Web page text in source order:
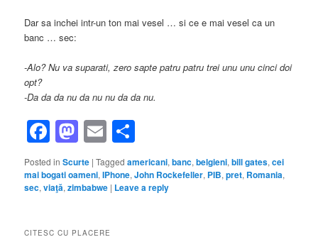
Dar sa inchei intr-un ton mai vesel … si ce e mai vesel ca un
banc … sec:
-Alo? Nu va suparati, zero sapte patru patru trei unu unu cinci doi
opt?
-Da da da nu da nu nu da da nu.
Facebook
Mastodon
Email
Posted in Scurte |Tagged americani,banc,belgieni,bill gates,cei
mai bogati oameni,IPhone,John Rockefeller, PIB,pret, Romania,
sec,viaţă,zimbabwe | Leave a reply
CITESC CU PLACERE